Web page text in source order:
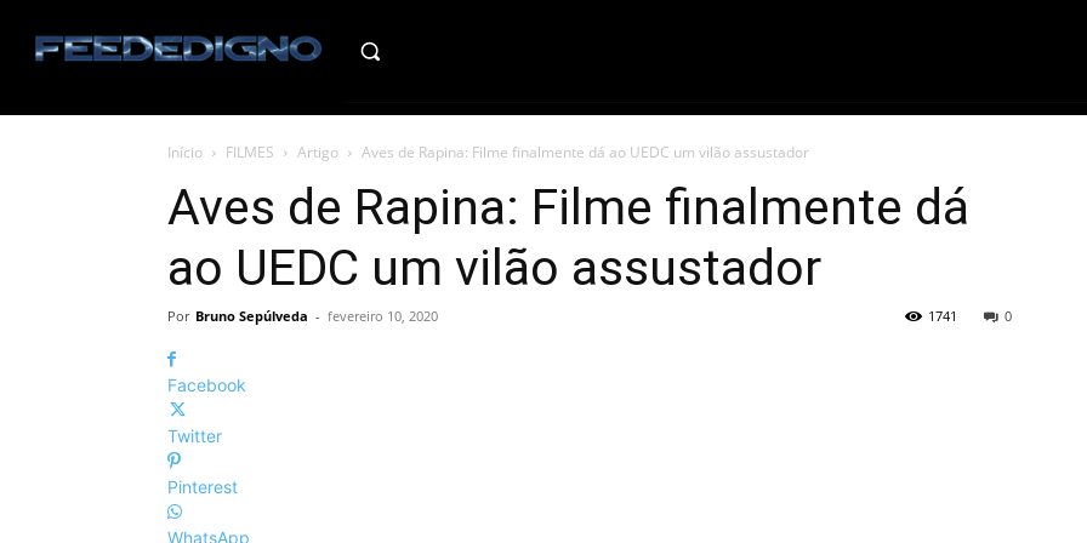
Início FILMES Artigo Aves de Rapina: Filme finalmente dá ao UEDC um vilão assustador
Aves de Rapina: Filme finalmente dá
ao UEDC um vilão assustador
Por Bruno Sepúlveda - fevereiro 10, 2020 0
1741
Facebook
Twitter
Pinterest
WhatsApp